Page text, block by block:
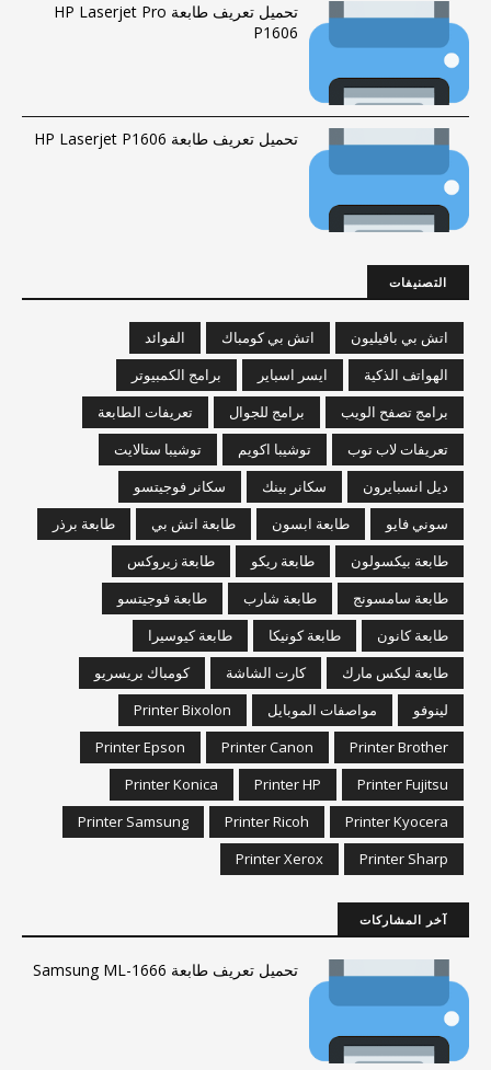
تحميل تعريف طابعة HP Laserjet Pro
P1606
تحميل تعريف طابعة HP Laserjet P1606
التصنيفات
اتش بي بافيليون اتش بي كومباك
الفوائد
الهواتف الذكية
ايسر اسباير
برامج الكمبيوتر
برامج تصفح الويب
برامج للجوال
تعريفات الطابعة
تعريفات لاب توب
توشيبا اكويم
توشيبا ستالايت
ديل انسبايرون
سكانر بينك
سكانر فوجيتسو
سوني فايو
طابعة ابسون طابعة اتش بي
طابعة برذر
طابعة بيكسولون
طابعة ريكو
طابعة زيروكس
طابعة سامسونج
طابعة شارب
طابعة فوجيتسو
طابعة كانون
طابعة كونيكا
طابعة كيوسيرا
طابعة ليكس مارك
كارت الشاشة
كومباك بريسريو
لينوفو
مواصفات الموبايل
Printer Bixolon
Printer Brother
Printer Canon
Printer Epson
Printer Fujitsu
Printer HP
Printer Konica
Printer Kyocera
Printer Ricoh
Printer Samsung
Printer Sharp
Printer Xerox
آخر المشاركات
تحميل تعريف طابعة Samsung ML-1666